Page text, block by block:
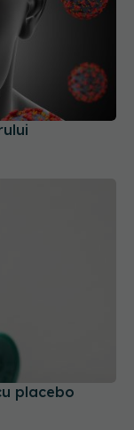
placebo